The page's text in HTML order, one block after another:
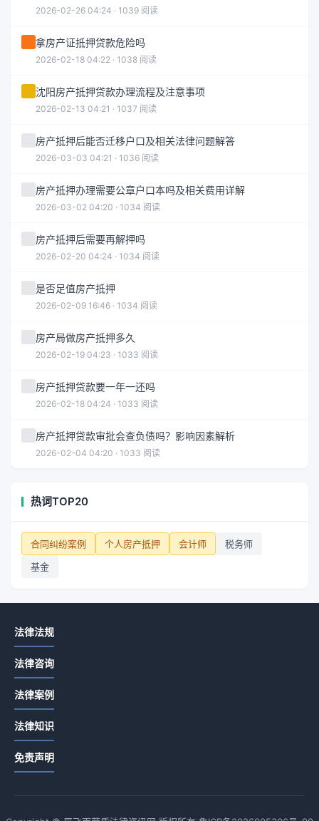
2026-02-26 04:24 · 1039 阅读
拿房产证抵押贷款危险吗
2026-02-18 04:22 · 1038 阅读
沈阳房产抵押贷款办理流程及注意事项
2026-02-13 04:21 · 1037 阅读
房产抵押后能否迁移户口及相关法律问题解答
2026-03-03 04:21 · 1036 阅读
房产抵押办理需要公章户口本吗及相关费用详解
2026-03-02 04:20 · 1034 阅读
房产抵押后需要再解押吗
2026-02-20 04:24 · 1034 阅读
是否足值房产抵押
2026-02-09 16:46 · 1034 阅读
房产局做房产抵押多久
2026-02-19 04:23 · 1033 阅读
房产抵押贷款要一年一还吗
2026-02-18 04:24 · 1033 阅读
房产抵押贷款审批会查负债吗？影响因素解析
2026-02-04 04:20 · 1033 阅读
热词TOP20
合同纠纷案例 个人房产抵押 会计师
税务师
基金
法律法规
法律咨询
法律案例
法律知识
免责声明